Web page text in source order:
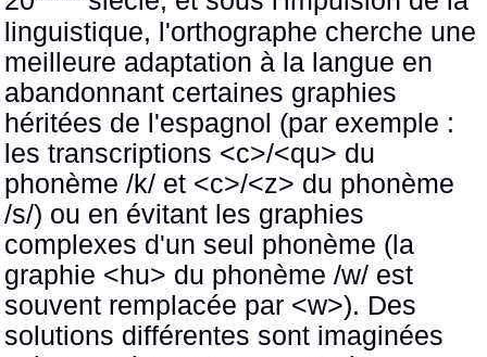
linguistique, l'orthographe cherche une
meilleure adaptation à la langue en
abandonnant certaines graphies
héritées de l'espagnol (par exemple :
les transcriptions <c>/<qu> du
phonème /k/ et <c>/<z> du phonème
/s/) ou en évitant les graphies
complexes d'un seul phonème (la
graphie <hu> du phonème /w/ est
souvent remplacée par <w>). Des
solutions différentes sont imaginées